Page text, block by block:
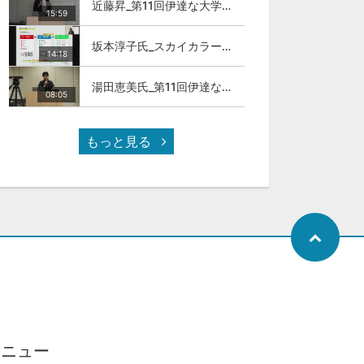
15:59
近藤昇_第11回伊達な大学院セミナー
14:18
坂本淳子氏_スカイカラー人材とは
08:05
湯田恵美氏_第11回伊達な大学院セミナー
もっと見る
ュー